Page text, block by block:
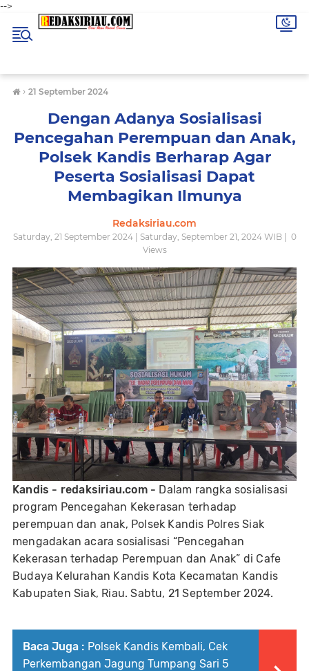
-->
› 21 September 2024
Dengan Adanya Sosialisasi
Pencegahan Perempuan dan Anak,
Polsek Kandis Berharap Agar
Peserta Sosialisasi Dapat
Membagikan Ilmunya
Redaksiriau.com
Saturday, 21 September 2024 | Saturday, September 21, 2024 WIB |
0
Views
Kandis - redaksiriau.com - Dalam rangka sosialisasi
program Pencegahan Kekerasan terhadap
perempuan dan anak, Polsek Kandis Polres Siak
mengadakan acara sosialisasi “Pencegahan
Kekerasan terhadap Perempuan dan Anak” di Cafe
Budaya Kelurahan Kandis Kota Kecamatan Kandis
Kabupaten Siak, Riau. Sabtu, 21 September 2024.
Baca Juga : Polsek Kandis Kembali, Cek
Perkembangan Jagung Tumpang Sari 5